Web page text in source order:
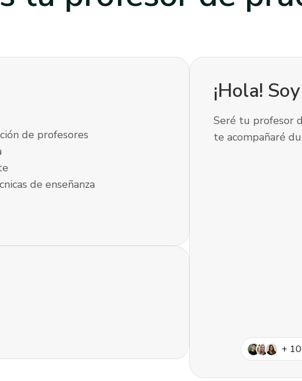
de profesores
de enseñanza
¡Hola! Soy
Seré tu profesor
te acompañaré
+